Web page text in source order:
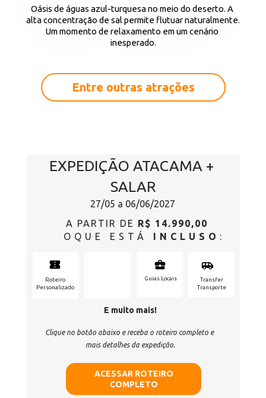
Oásis de águas azul-turquesa no meio do deserto. A
alta concentração de sal permite flutuar naturalmente.
Um momento de relaxamento em um cenário
inesperado.
Entre outras atrações
EXPEDIÇÃO ATACAMA +
SALAR
27/05 a 06/06/2027
A PARTIR DE R$ 14.990,00
OQUE ESTÁ INCLUSO :
Roteiro
Personalizado
Guias Locais
Transfer
Transporte
E muito mais!
Clique no botão abaixo e receba o roteiro completo e
mais detalhes da expedição.
ACESSAR ROTEIRO
COMPLETO